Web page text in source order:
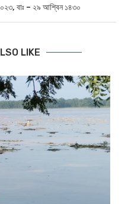
বাঃ – ২৯ আশ্বিন ১৪৩০
LIKE